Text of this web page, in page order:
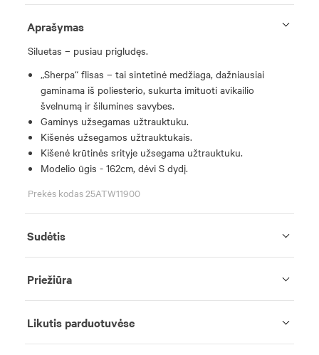
Aprašymas
Siluetas – pusiau prigludęs.
„Sherpa“ flisas – tai sintetinė medžiaga, dažniausiai
gaminama iš poliesterio, sukurta imituoti avikailio
švelnumą ir šilumines savybes.
Gaminys užsegamas užtrauktuku.
Kišenės užsegamos užtrauktukais.
Kišenė krūtinės srityje užsegama užtrauktuku.
Modelio ūgis - 162cm, dėvi S dydį.
Prekės kodas 25ATW11900
Sudėtis
Priežiūra
Likutis parduotuvėse